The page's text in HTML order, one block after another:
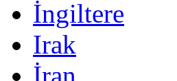
İngiltere
Irak
İran